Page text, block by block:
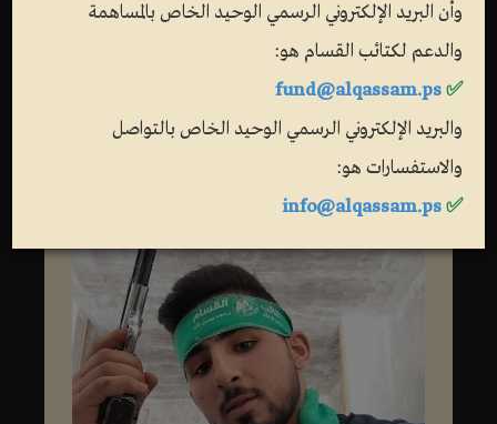
وأن البريد الإلكتروني الرسمي الوحيد الخاص بالمساهمة
والدعم لكتائب القسام هو:
✅
fund@alqassam.ps
والبريد الإلكتروني الرسمي الوحيد الخاص بالتواصل
والاستفسارات هو:
✅
info@alqassam.ps